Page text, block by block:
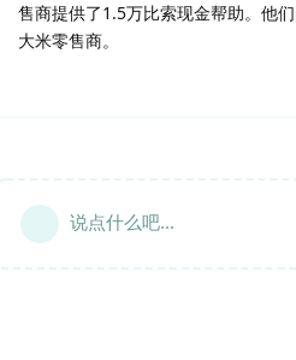
售商提供了1.5万比索现金帮助。他
大米零售商。
说点什么吧...